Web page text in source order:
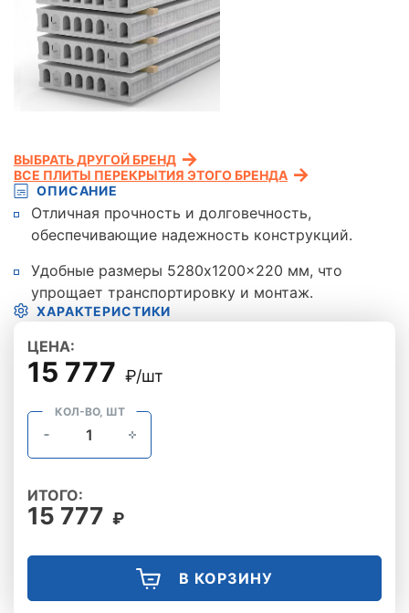
ОПИСАНИЕ
Отличная прочность и долговечность,
обеспечивающие надежность конструкций.
Удобные размеры 5280x1200x220 мм, что
упрощает транспортировку и монтаж.
ХАРАКТЕРИСТИКИ
ВЫБРАТЬ ДРУГОЙ БРЕНД
ВСЕ ПЛИТЫ ПЕРЕКРЫТИЯ ЭТОГО БРЕНДА
ЦЕНА:
15 777 ₽/шт
КОЛ-ВО, ШТ
ИТОГО:
15 777 ₽
В КОРЗИНУ